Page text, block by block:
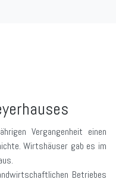
Vergangenheit einen
Wirtshäuser gab es im
Betriebes